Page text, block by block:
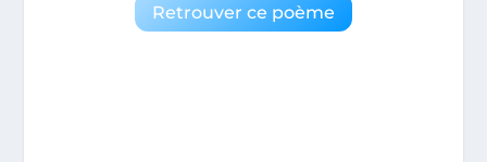
Retrouver ce poème